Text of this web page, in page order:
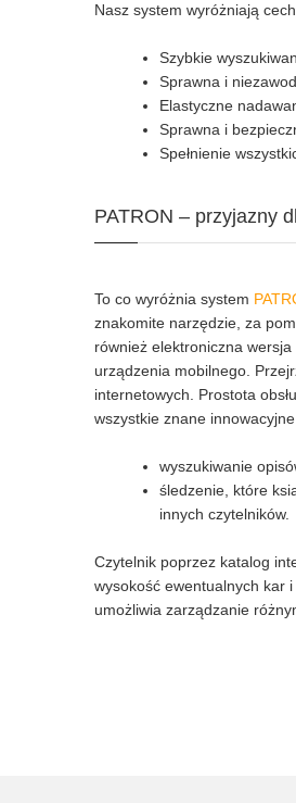
Nasz system wyróżniają
Szybkie
Sprawna i
Elastyczne
Sprawna i
Spełnienie
PATRON – przyjazny
To co wyróżnia system
znakomite narzędzie, za
również elektroniczna
urządzenia mobilnego.
internetowych. Prostota
wszystkie znane
wyszukiwanie
śledzenie, które
innych czytelników.
Czytelnik poprzez katalog
wysokość ewentualnych kar
umożliwia zarządzanie